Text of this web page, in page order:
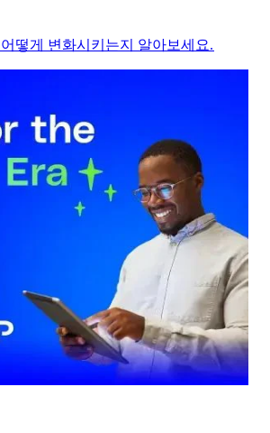
떻게 변화시키는지 알아보세요.​​